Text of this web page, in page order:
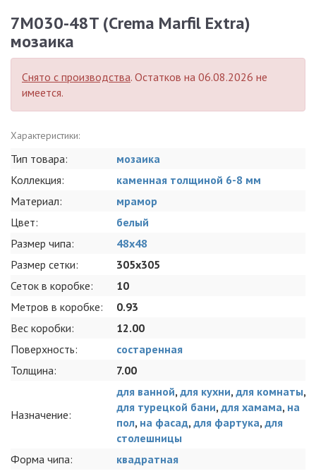
7M030-48T (Crema Marfil Extra)
мозаика
Снято с производства. Остатков на 06.08.2026 не
имеется.
Характеристики:
Тип товара:
мозаика
Коллекция:
каменная толщиной 6-8 мм
Материал:
мрамор
Цвет:
белый
Размер чипа:
48x48
Размер сетки:
305x305
Сеток в коробке:
10
Метров в коробке:
0.93
Вес коробки:
12.00
Поверхность:
состаренная
Толщина:
7.00
Назначение:
для ванной, для кухни, для комнаты,
для турецкой бани, для хамама, на
пол, на фасад, для фартука, для
столешницы
Форма чипа:
квадратная